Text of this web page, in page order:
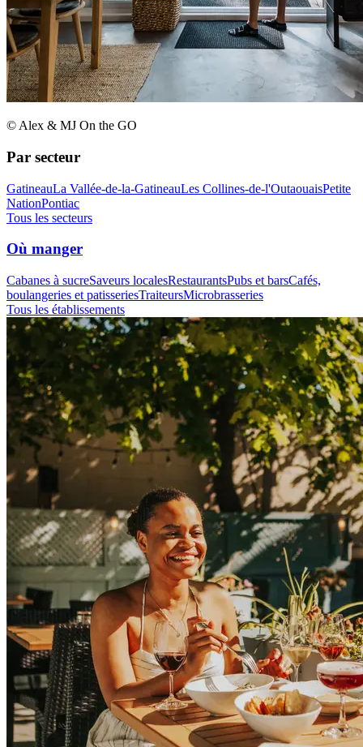
© Alex & MJ On the GO
Par secteur
GatineauLa Vallée-de-la-GatineauLes Collines-de-l'OutaouaisPetite
NationPontiac
Tous les secteurs
Où manger
Cabanes à sucreSaveurs localesRestaurantsPubs et barsCafés,
boulangeries et patisseriesTraiteursMicrobrasseries
Tous les établissements